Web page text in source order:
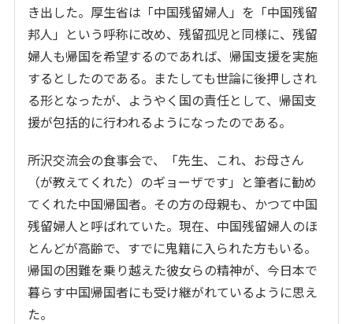
き出した。厚生省は「中国残留婦人」を「中国残留
邦人」という呼称に改め、残留孤児と同様に、残留
婦人も帰国を希望するのであれば、帰国支援を実施
するとしたのである。またしても世論に後押しされ
る形となったが、ようやく国の責任として、帰国支
援が包括的に行われるようになったのである。
所沢交流会の食事会で、「先生、これ、お母さん
（が教えてくれた）のギョーザです」と筆者に勧め
てくれた中国帰国者。その方の母親も、かつて中国
残留婦人と呼ばれていた。現在、中国残留婦人のほ
とんどが高齢で、すでに鬼籍に入られた方もいる。
帰国の困難を乗り越えた彼女らの精神が、今日本で
暮らす中国帰国者にも受け継がれているように思え
た。